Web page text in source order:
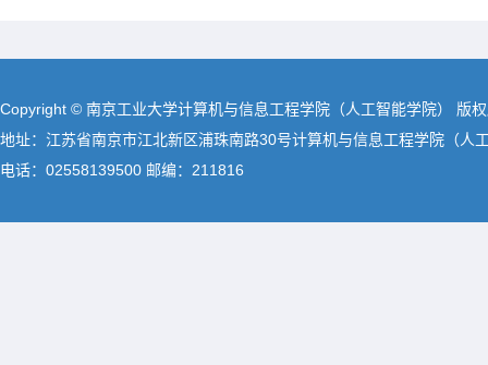
Copyright © 南京工业大学计算机与信息工程学院（人工智能学院） 版
地址：江苏省南京市江北新区浦珠南路30号计算机与信息工程学院（人
电话：02558139500 邮编：211816